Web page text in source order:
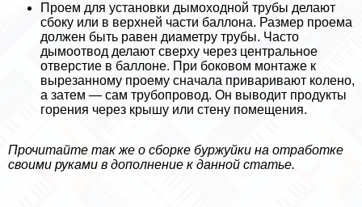
Проем для установки дымоходной трубы делают
сбоку или в верхней части баллона. Размер проема
должен быть равен диаметру трубы. Часто
дымоотвод делают сверху через центральное
отверстие в баллоне. При боковом монтаже к
вырезанному проему сначала приваривают колено,
а затем — сам трубопровод. Он выводит продукты
горения через крышу или стену помещения.
Прочитайте так же о сборке буржуйки на отработке
своими руками в дополнение к данной статье.